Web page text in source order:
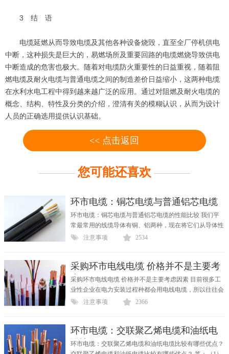
3 结 语
电缆延燃从而导致电缆及其他各种设备烧毁，直至全厂停机供电
中断，这种损失是巨大的，易燃场所及重要回路的电缆燃烧导致供电
中断造成的危害也极大。随着对电缆防火重要性的日益重视，随着阻
燃电缆及耐火电缆与普通电缆之间的制造差价日益缩小，这两种电缆
在水利水电工程中得到越来越广泛的应用。通过对阻燃及耐火电缆的
概念、结构、特性及分类的介绍，澄清有关的模糊认识，从而为设计
人员的正确选用提供认识基础。
<< 点击返回
您可能还喜欢
环市电缆：铜芯电缆与普通铝芯电缆
的性
环市电缆：铜芯电缆与普通铝芯电缆的性能比较 我们平
常最常用的线缆导体有铜、铝两种，现在将它们从导体性
能上...注意事项 2534
采购环市电线电缆 价格并不是主要考
虑因
采购环市电线电缆 价格并不是主要考虑因素 目前很多工
业性企业在电力安装过程种都会用电线电缆，所以往往会
大量...注意事项 2366
环市电缆：交联聚乙烯电缆和油纸电
缆比
环市电缆：交联聚乙烯电缆和油纸电缆比较有哪些优点？